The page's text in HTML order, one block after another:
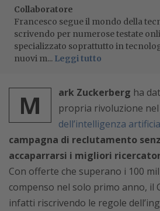
Collaboratore
Francesco segue il mondo della
scrivendo per numerose testate
specializzato soprattutto in
nuovi m... Leggi tutto
M ark Zuckerberg ha
propria rivoluzione
dell’intelligenza
campagna di reclutamento
accaparrarsi i migliori
Con offerte che superano i 100
compenso nel solo primo anno, il
infatti riscrivendo le regole